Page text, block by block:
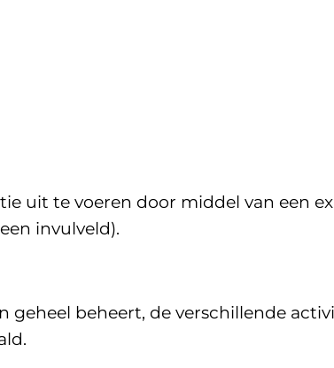
uit te voeren door middel van een
invulveld).
beheert, de verschillende